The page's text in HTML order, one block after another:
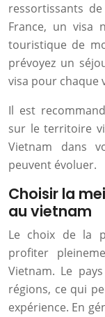
ressortissants
France, un visa
touristique de
prévoyez un
visa pour chaque
Il est
sur le territoire
Vietnam dans
peuvent évoluer.
Choisir la
au vietnam
Le choix de la
profiter
Vietnam. Le
régions, ce qui
expérience. En